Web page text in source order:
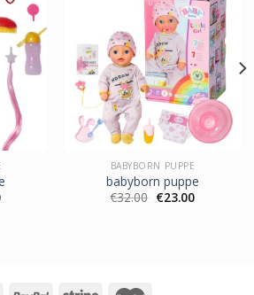
BABYBORN PUPPE
babyborn puppe
€32.00 €23.00